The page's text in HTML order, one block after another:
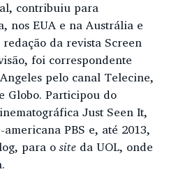
contribuiu para
nos EUA e na Austrália e
da revista Screen
foi correspondente
pelo canal Telecine,
Globo. Participou do
Just Seen It,
PBS e, até 2013,
para osite da UOL, onde